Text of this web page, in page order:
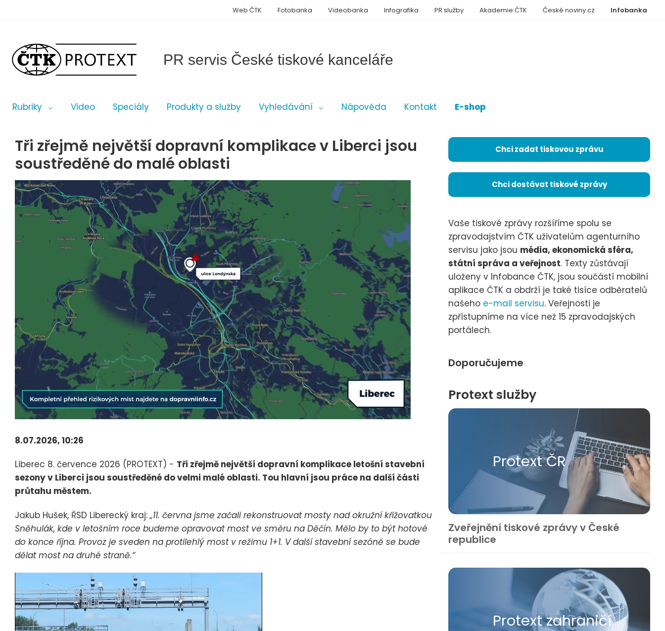
PR servis České tiskové kanceláře
Rubriky Video Speciály Produkty a služby Vyhledávání Nápověda Kontakt E-shop
Infobanka
Web ČTK Fotobanka Videobanka Infografika PR služby Akademie ČTK České noviny.cz
Tři zřejmě největší dopravní komplikace v Liberci jsou
soustředěné do malé oblasti
8.07.2026, 10:26
Liberec 8. července 2026 (PROTEXT) - Tři zřejmě největší dopravní komplikace letošní stavební
sezony v Liberci jsou soustředěné do velmi malé oblasti. Tou hlavní jsou práce na další části
průtahu městem.
Jakub Hušek, ŘSD Liberecký kraj:„11. června jsme začali rekonstruovat mosty nad okružní křižovatkou
Sněhulák, kde v letošním roce budeme opravovat most ve směru na Děčín. Mělo by to být hotové
do konce října. Provoz je sveden na protilehlý most v režimu 1+1. V další stavební sezóně se bude
dělat most na druhé straně.“
Chci zadat tiskovou zprávu
Chci dostávat tiskové zprávy
Vaše tiskové zprávy rozšíříme spolu se
zpravodajstvím ČTK uživatelům agenturního
servisu jako jsou média, ekonomická sféra,
státní správa a veřejnost. Texty zůstávají
uloženy v Infobance ČTK, jsou součástí mobilní
aplikace ČTK a obdrží je také tisíce odběratelů
našeho e-mail servisu. Veřejnosti je
zpřístupníme na více než 15 zpravodajských
portálech.
Doporučujeme
Protext služby
Protext ČR
Zveřejnění tiskové zprávy v České
republice
Protext zahraničí